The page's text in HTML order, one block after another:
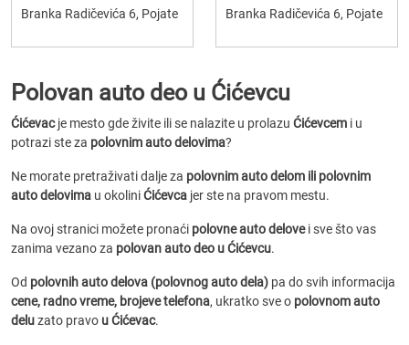
Branka Radičevića 6, Pojate Branka Radičevića 6, Pojate
Polovan auto deo u Ćićevcu
Ćićevacje mesto gde živite ili se nalazite u prolazu Ćićevcem i u
potrazi ste za polovnim auto delovima?
Ne morate pretraživati dalje za polovnim auto delom ili polovnim
auto delovima u okoliniĆićevca jer ste na pravom mestu.
Na ovoj stranici možete pronaći polovne auto delovei sve što vas
zanima vezano za polovan auto deo u Ćićevcu.
Od polovnih auto delova (polovnog auto dela) pa do svih informacija
cene, radno vreme, brojeve telefona, ukratko sve o polovnom auto
deluzato pravo u Ćićevac.